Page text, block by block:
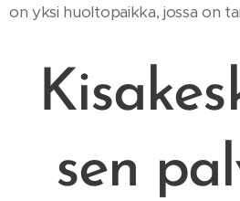
on yksi huoltopaikka, jossa on
sen